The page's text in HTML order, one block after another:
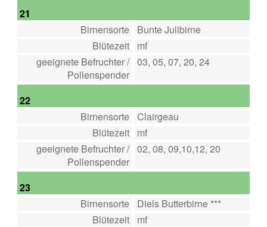
21
Birnensorte
Bunte Julibirne
Blütezeit
mf
geeignete Befruchter /
Pollenspender
03, 05, 07, 20, 24
22
Birnensorte Clairgeau
Blütezeit
mf
geeignete Befruchter /
Pollenspender
02, 08, 09,10,12, 20
23
Birnensorte
Diels Butterbirne ***
Blütezeit
mf